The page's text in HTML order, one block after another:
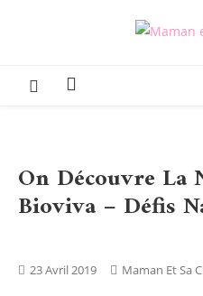
On Découvre La
Bioviva – Défis
23 Avril 2019 Maman Et Sa